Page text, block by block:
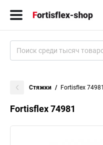
Стяжки Fortisflex 74981
Fortisflex 74981